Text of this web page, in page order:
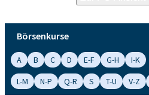
Börsenkurse
A B C D E-F G-H
I-K
L-M
N-P Q-R S T-U V-Z